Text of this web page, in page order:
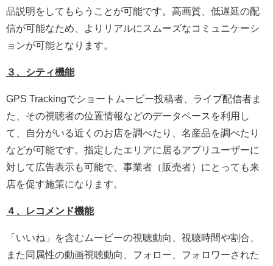
品説明をしてもらうことが可能です。高画質、低遅延の配
信が可能なため、よりリアルにスムーズなコミュニケーシ
ョンが可能となります。
３、シティ機能
GPS Trackingでショートムービー投稿者、ライブ配信者ま
た、その視聴者の位置情報などのデータベースを利用し
て、自分がいる近くのお店を調べたり、名産品を調べたり
などが可能です。指定したエリアに居るアプリユーザーに
対して広告表示も可能で、事業者（販売者）にとっても来
店を促す施策になります。
４、レコメンド機能
「いいね」を含むムービーの視聴動向、視聴時間や割合、
また同属性の動画視聴動向、フォロー、フォロワーされた